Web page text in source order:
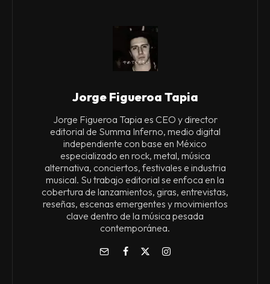
Jorge Figueroa Tapia
Jorge Figueroa Tapia es CEO y director
editorial de Summa Inferno, medio digital
independiente con base en México
especializado en rock, metal, música
alternativa, conciertos, festivales e industria
musical. Su trabajo editorial se enfoca en la
cobertura de lanzamientos, giras, entrevistas,
reseñas, escenas emergentes y movimientos
clave dentro de la música pesada
contemporánea.